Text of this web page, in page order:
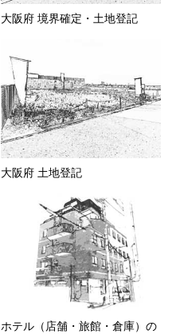
大阪府 境界確定・土地登記
大阪府 土地登記
ホテル（店舗・旅館・倉庫）の